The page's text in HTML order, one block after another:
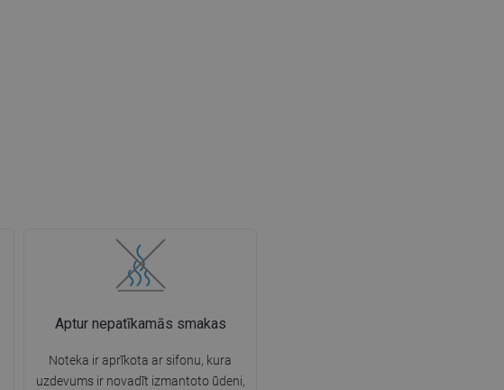
Aptur nepatīkamās smakas
Noteka ir aprīkota ar sifonu, kura
uzdevums ir novadīt izmantoto ūdeni,